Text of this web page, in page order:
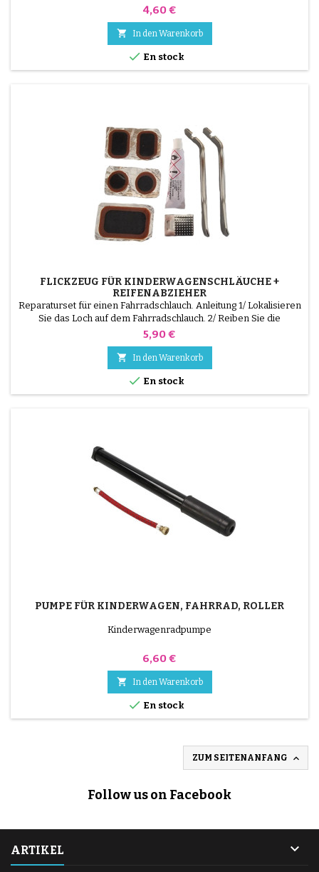
Teile aus Stahl ( grau ) Die Montage des Reifens erfolgt ohne
durchstochen werden muss.
Preis
4,60 €
 In den Warenkorb
 En stock
FLICKZEUG FÜR KINDERWAGENSCHLÄUCHE +
REIFENABZIEHER
Reparaturset für einen Fahrradschlauch. Anleitung 1/ Lokalisieren
Sie das Loch auf dem Fahrradschlauch. 2/ Reiben Sie die
Oberfläche, die den Flicken aufnehmen soll, mit dem
die Oberfläche. 4/ Verteilen Sie den Klebstoff gleichmäßig um das
Loch herum. 5/ Warten Sie etwa 1 Minute, bis der...
Preis
5,90 €
 In den Warenkorb
 En stock
PUMPE FÜR KINDERWAGEN, FAHRRAD, ROLLER
Kinderwagenradpumpe
Preis
6,60 €
 In den Warenkorb
 En stock
ZUM SEITENANFANG 
Follow us on Facebook
ARTIKEL 